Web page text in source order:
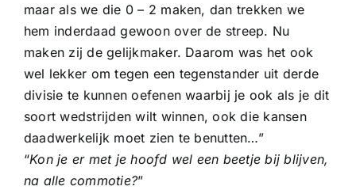
maar als we die 0 – 2 maken, dan trekken we
hem inderdaad gewoon over de streep. Nu
maken zij de gelijkmaker. Daarom was het ook
wel lekker om tegen een tegenstander uit derde
divisie te kunnen oefenen waarbij je ook als je dit
soort wedstrijden wilt winnen, ook die kansen
daadwerkelijk moet zien te benutten…”
“Kon je er met je hoofd wel een beetje bij blijven,
na alle commotie?”